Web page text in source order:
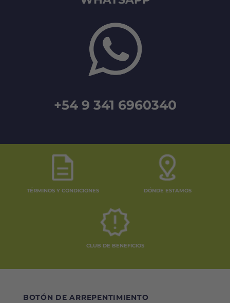
+54 9 341 6960340
TÉRMINOS Y CONDICIONES DÓNDE ESTAMOS
CLUB DE BENEFICIOS
BOTÓN DE ARREPENTIMIENTO